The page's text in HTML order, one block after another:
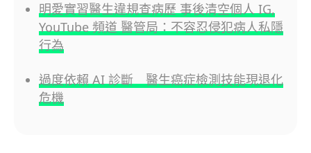
明愛實習醫生違規查病歷 事後清空個人 IG,
YouTube 頻道 醫管局：不容忍侵犯病人私隱
行為
過度依賴 AI 診斷 醫生癌症檢測技能現退化
危機